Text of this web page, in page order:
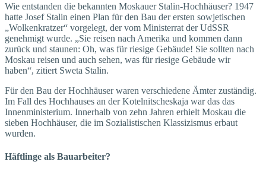
Wie entstanden die bekannten Moskauer Stalin-Hochhäuser? 1947
hatte Josef Stalin einen Plan für den Bau der ersten sowjetischen
„Wolkenkratzer“ vorgelegt, der vom Ministerrat der UdSSR
genehmigt wurde. „Sie reisen nach Amerika und kommen dann
zurück und staunen: Oh, was für riesige Gebäude! Sie sollten nach
Moskau reisen und auch sehen, was für riesige Gebäude wir
haben“, zitiert Sweta Stalin.
Für den Bau der Hochhäuser waren verschiedene Ämter zuständig.
Im Fall des Hochhauses an der Kotelnitscheskaja war das das
Innenministerium. Innerhalb von zehn Jahren erhielt Moskau die
sieben Hochhäuser, die im Sozialistischen Klassizismus erbaut
wurden.
Häftlinge als Bauarbeiter?